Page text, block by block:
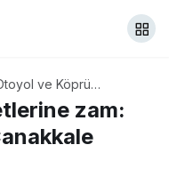
ve Köprü
ücretlerine zam:
ve 1915
Köprüsü 1170
zam:
Paylaş